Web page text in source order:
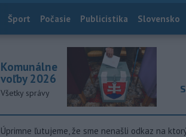
Index
Šport Počasie Publicistika Slovensko
Komunálne
voľby 2026
Všetky správy
Úprimne ľutujeme, že sme nenašli odkaz na